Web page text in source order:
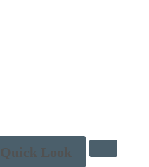
Quick Look